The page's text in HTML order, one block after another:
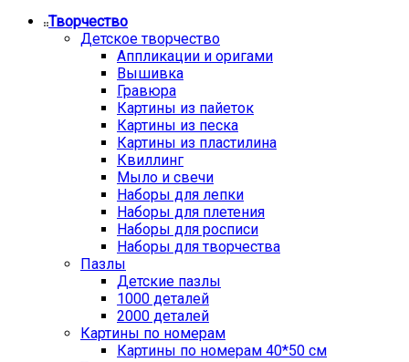
Творчество
Детское творчество
Аппликации и оригами
Вышивка
Гравюра
Картины из пайеток
Картины из песка
Картины из пластилина
Квиллинг
Мыло и свечи
Наборы для лепки
Наборы для плетения
Наборы для росписи
Наборы для творчества
Пазлы
Детские пазлы
1000 деталей
2000 деталей
Картины по номерам
Картины по номерам 40*50 см